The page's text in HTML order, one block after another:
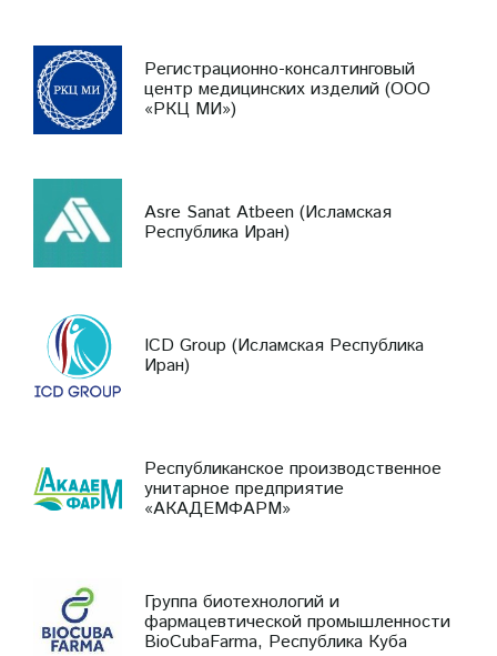
Регистрационно-консалтинговый
центр медицинских изделий (ООО
«РКЦ МИ»)
Asre Sanat Atbeen (Исламская
Республика Иран)
ICD Group (Исламская Республика
Иран)
Республиканское производственное
унитарное предприятие
«АКАДЕМФАРМ»
Группа биотехнологий и
фармацевтической промышленности
BioCubaFarma, Республика Куба